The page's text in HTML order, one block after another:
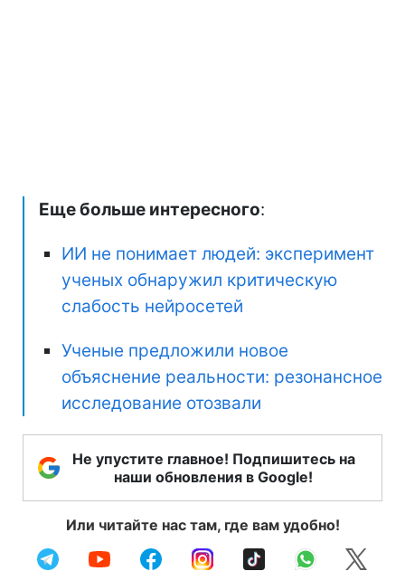
Еще больше интересного:
ИИ не понимает людей: эксперимент
ученых обнаружил критическую
слабость нейросетей
Ученые предложили новое
объяснение реальности: резонансное
исследование отозвали
Не упустите главное! Подпишитесь на
наши обновления в Google!
Или читайте нас там, где вам удобно!